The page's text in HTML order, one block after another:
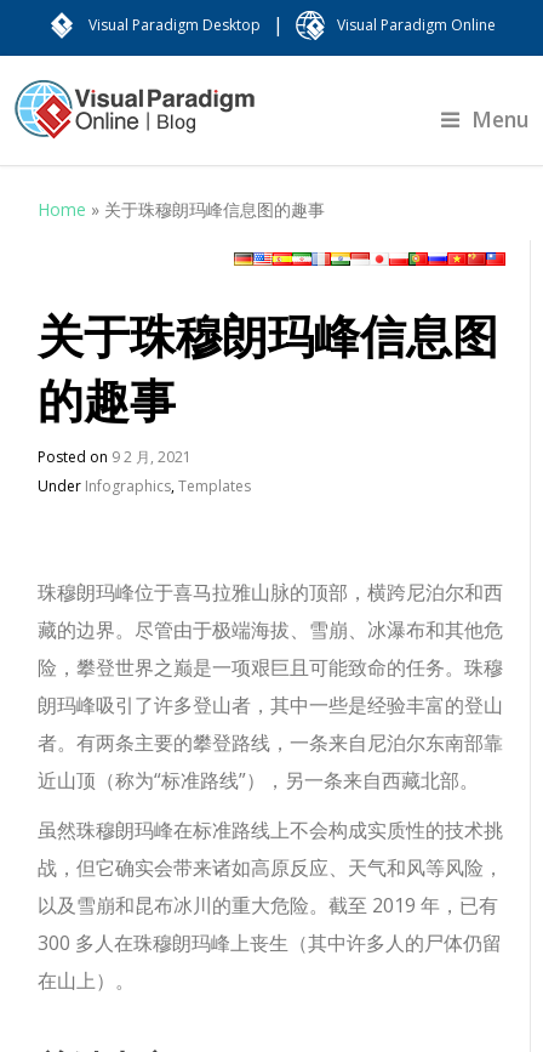
Visual Paradigm Desktop | Visual Paradigm Online
Menu
Home » 关于珠穆朗玛峰信息图的趣事
关于珠穆朗玛峰信息图
的趣事
Posted on 9 2 月, 2021
Under Infographics,Templates
珠穆朗玛峰位于喜马拉雅山脉的顶部，横跨尼泊尔和西
藏的边界。尽管由于极端海拔、雪崩、冰瀑布和其他危
险，攀登世界之巅是一项艰巨且可能致命的任务。珠穆
朗玛峰吸引了许多登山者，其中一些是经验丰富的登山
者。有两条主要的攀登路线，一条来自尼泊尔东南部靠
近山顶（称为“标准路线”），另一条来自西藏北部。
虽然珠穆朗玛峰在标准路线上不会构成实质性的技术挑
战，但它确实会带来诸如高原反应、天气和风等风险，
以及雪崩和昆布冰川的重大危险。截至 2019 年，已有
300 多人在珠穆朗玛峰上丧生（其中许多人的尸体仍留
在山上）。